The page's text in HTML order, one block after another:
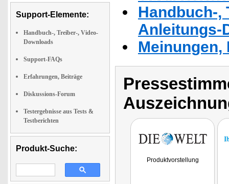
Support-Elemente:
Handbuch-, Treiber-, Video-
Downloads
Support-FAQs
Erfahrungen, Beiträge
Diskussions-Forum
Testergebnisse aus Tests &
Testberichten
Produkt-Suche:
Handbuch-,
Anleitungs-
Produktvorstellung